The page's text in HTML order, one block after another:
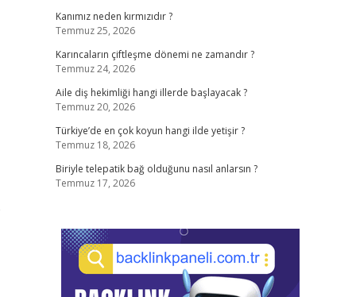
Kanımız neden kırmızıdır ?
Temmuz 25, 2026
Karıncaların çiftleşme dönemi ne zamandır ?
Temmuz 24, 2026
Aile diş hekimliği hangi illerde başlayacak ?
Temmuz 20, 2026
Türkiye’de en çok koyun hangi ilde yetişir ?
Temmuz 18, 2026
Biriyle telepatik bağ olduğunu nasıl anlarsın ?
Temmuz 17, 2026